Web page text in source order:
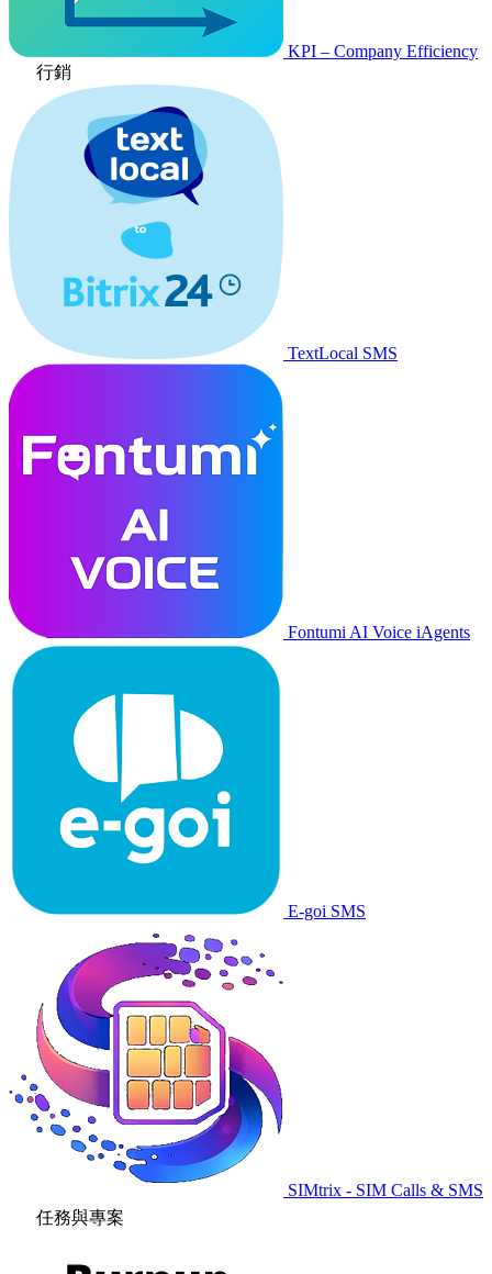
KPI – Company Efficiency
行銷
TextLocal SMS
Fontumi AI Voice iAgents
E-goi SMS
SIMtrix - SIM Calls & SMS
任務與專案